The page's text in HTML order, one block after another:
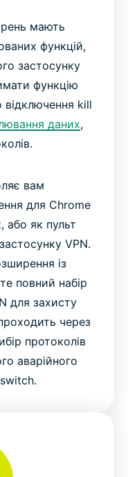
мають
функцій,
застосунку
функцію
відключення kill
даних,
вам
для Chrome
або як пульт
VPN.
із
повний набір
для захисту
через
протоколів
аварійного